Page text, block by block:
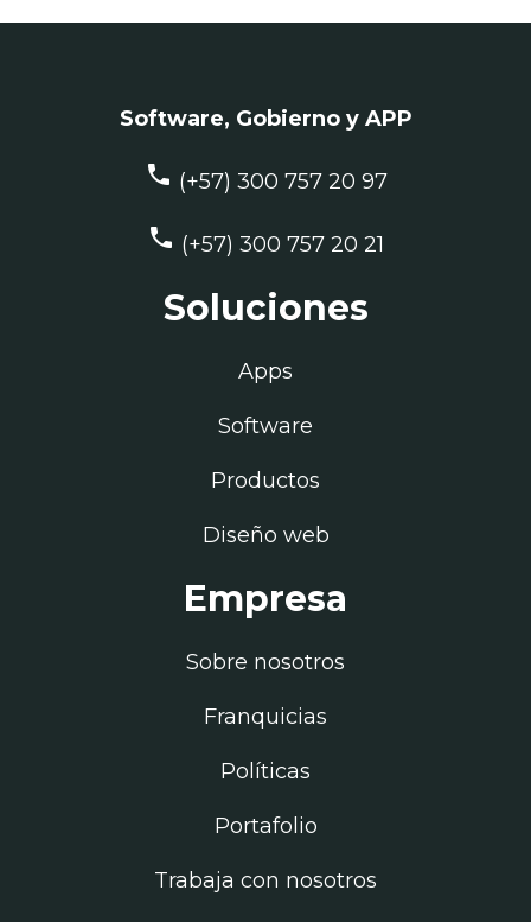
Software, Gobierno y APP
phone (+57) 300 757 20 97
phone (+57) 300 757 20 21
Soluciones
Apps
Software
Productos
Diseño web
Empresa
Sobre nosotros
Franquicias
Políticas
Portafolio
Trabaja con nosotros